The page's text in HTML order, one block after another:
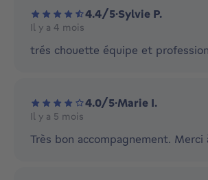
4.4/5·Sylvie P.
Il y a 4 mois
trés chouette équipe et
4.0/5·Marie I.
Il y a 5 mois
Très bon accompagnement. Merci